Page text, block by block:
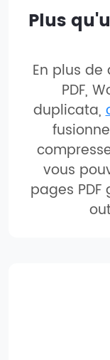
Plus
En plus
PDF,
duplicata,
vous
pages